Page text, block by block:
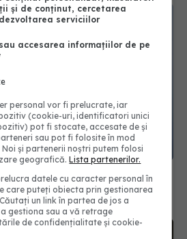
la bărbați: Cele mai
aprobate pentru
și de conținut, cercetarea
serviciilor
accesarea informațiilor de pe
personal vor fi prelucrate, iar
(cookie-uri, identificatori unici
pot fi stocate, accesate de și
sau pot fi folosite în mod
și partenerii noștri putem folosi
geografică.Lista partenerilor.
datele cu caracter personal în
care puteți obiecta prin gestionarea
un link în partea de jos a
gestiona sau a vă retrage
de confidențialitate și cookie-